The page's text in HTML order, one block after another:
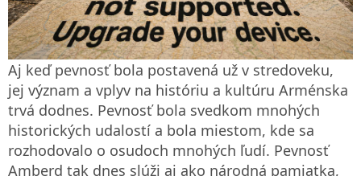
Aj keď pevnosť bola postavená už v stredoveku,
jej význam a vplyv na históriu a kultúru Arménska
trvá dodnes. Pevnosť bola svedkom mnohých
historických udalostí a bola miestom, kde sa
rozhodovalo o osudoch mnohých ľudí. Pevnosť
Amberd tak dnes slúži aj ako národná pamiatka,